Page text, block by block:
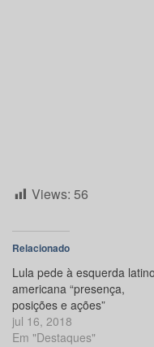
Views: 56
Relacionado
Lula pede à esquerda
americana “presença,
posições e ações”
jul 16, 2018
Em "Destaques"